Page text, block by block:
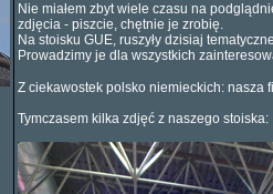
Nie miałem zbyt wiele czasu na
zdjęcia - piszcie, chętnie je zrobię.
Na stoisku GUE, ruszyły dzisiaj
Prowadzimy je dla wszystkich
Z ciekawostek polsko niemieckich: nasza
Tymczasem kilka zdjęć z naszego stoiska: